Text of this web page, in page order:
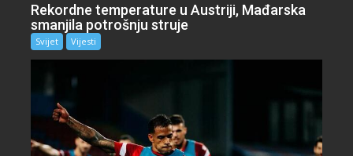
Rekordne temperature u Austriji, Mađarska
smanjila potrošnju struje
Svijet Vijesti